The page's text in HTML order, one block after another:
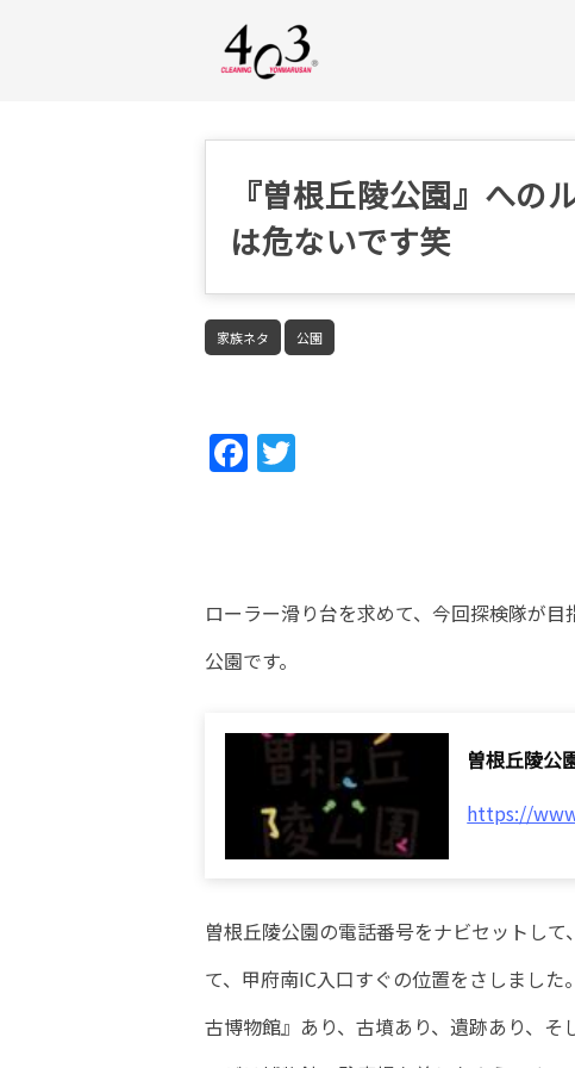
『曽根丘陵公園』への
は危ないです笑
家族ネタ 公園
Fac
ローラー滑り台を求めて、今回探検隊が
公園です。
曽根丘陵公
https://
曽根丘陵公園の電話番号をナビセットし
て、甲府南IC入口すぐの位置をさしまし
古博物館』あり、古墳あり、遺跡あり、そ